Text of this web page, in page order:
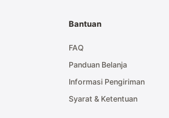
Bantuan
FAQ
Panduan Belanja
Informasi Pengiriman
Syarat & Ketentuan